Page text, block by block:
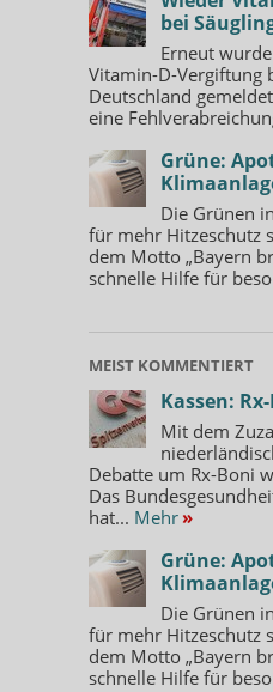
bei
Erneut
Vitamin-D-Vergiftung
Deutschland
eine
Grüne:
Die Grünen
für mehr Hitzeschutz
dem Motto „Bayern
schnelle Hilfe für
MEIST KOMMENTIERT
Kassen:
Mit dem
Debatte um Rx-Boni
Das
hat... Mehr »
Grüne:
Die Grünen
für mehr Hitzeschutz
dem Motto „Bayern
schnelle Hilfe für